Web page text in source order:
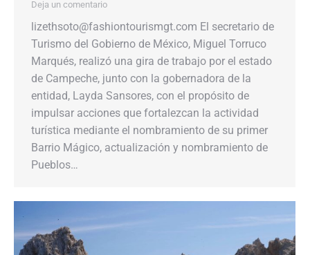
Deja un comentario
lizethsoto@fashiontourismgt.com El secretario de
Turismo del Gobierno de México, Miguel Torruco
Marqués, realizó una gira de trabajo por el estado
de Campeche, junto con la gobernadora de la
entidad, Layda Sansores, con el propósito de
impulsar acciones que fortalezcan la actividad
turística mediante el nombramiento de su primer
Barrio Mágico, actualización y nombramiento de
Pueblos…